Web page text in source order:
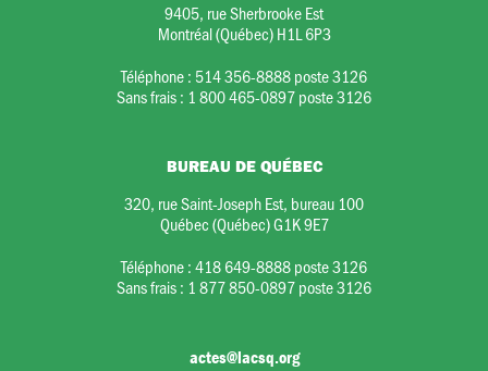
9405, rue Sherbrooke Est
Montréal (Québec) H1L 6P3
Téléphone : 514 356-8888 poste 3126
Sans frais : 1 800 465-0897 poste 3126
BUREAU DE QUÉBEC
320, rue Saint-Joseph Est, bureau 100
Québec (Québec) G1K 9E7
Téléphone :418 649-8888 poste 3126
Sans frais : 1 877 850-0897 poste 3126
actes@lacsq.org